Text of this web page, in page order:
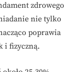
zdrowego
nie tylko
poprawia
i fizyczną.